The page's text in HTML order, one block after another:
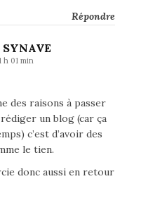
Répondre
h 01 min
des raisons à passer
un blog (car ça
c’est d’avoir des
le tien.
donc aussi en retour